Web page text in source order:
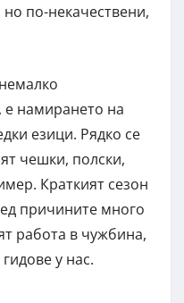
по-некачествени,
е намирането на
езици. Рядко се
чешки, полски,
Краткият сезон
причините много
работа в чужбина,
у нас.